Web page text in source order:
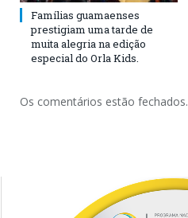
Famílias guamaenses
prestigiam uma tarde de
muita alegria na edição
especial do Orla Kids.
Os comentários estão fechados.